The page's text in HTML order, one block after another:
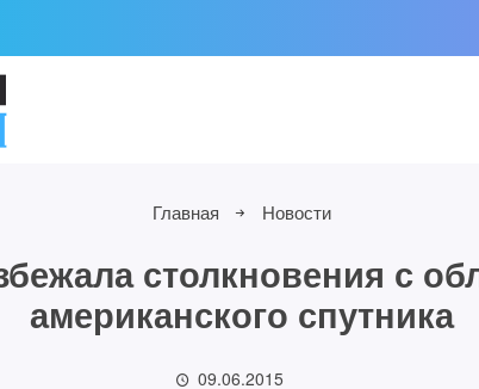
Главная Новости
столкновения с
американского спутника
09.06.2015